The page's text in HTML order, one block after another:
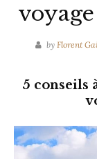
by Florent
5 conseils